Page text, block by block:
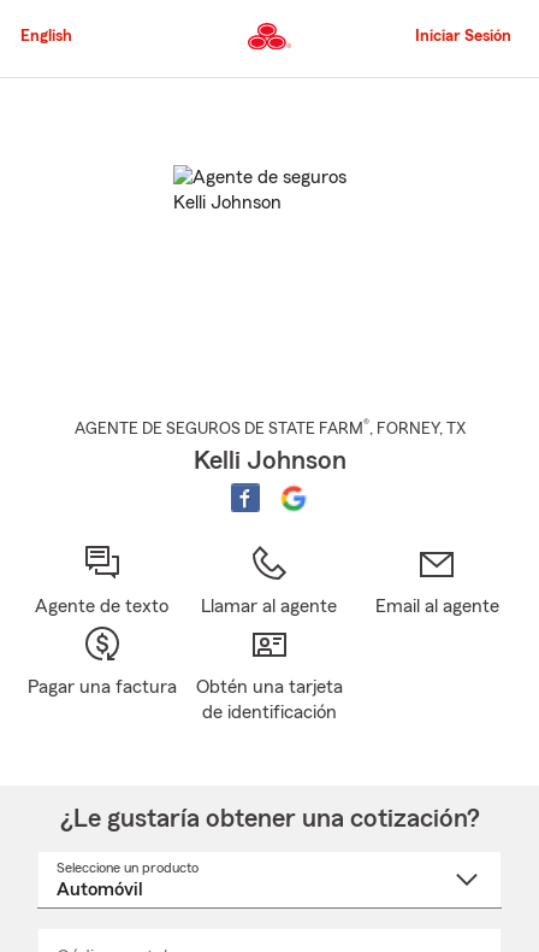
al
principal
English Iniciar Sesión
AGENTE DE SEGUROS DE STATE FARM®, FORNEY, TX
Kelli Johnson
Agente de texto Llamar al agente Email al agente
Pagar una factura
Obtén una tarjeta
de identificación
¿Le gustaría obtener una cotización?
Seleccione un producto